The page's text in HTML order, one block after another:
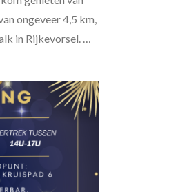
ongeveer 4,5 km,
in Rijkevorsel. …